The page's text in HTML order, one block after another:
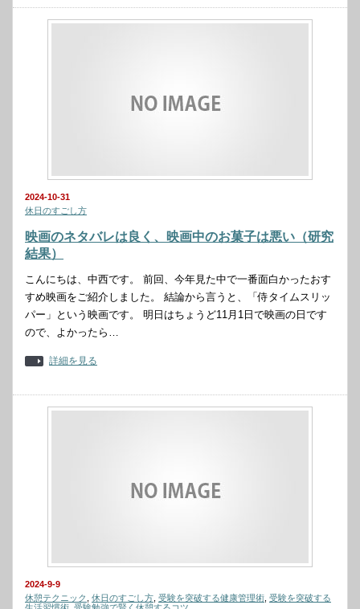
2024-10-31
休日のすごし方
映画のネタバレは良く、映画中のお菓子は悪い（研究
結果）
こんにちは、中西です。 前回、今年見た中で一番面白かったおす
すめ映画をご紹介しました。 結論から言うと、「侍タイムスリッ
パー」という映画です。 明日はちょうど11月1日で映画の日です
ので、よかったら…
詳細を見る
2024-9-9
休憩テクニック
休日のすごし方 受験を突破する健康管理術 受験を突破する